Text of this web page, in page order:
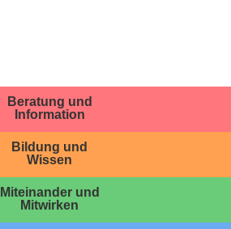
Beratung und
Information
Bildung und
Wissen
Miteinander und
Mitwirken